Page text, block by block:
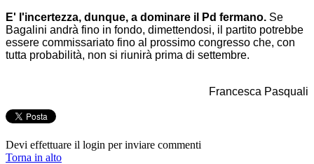
E' l'incertezza, dunque, a dominare il Pd fermano. Se
Bagalini andrà fino in fondo, dimettendosi, il partito potrebbe
essere commissariato fino al prossimo congresso che, con
tutta probabilità, non si riunirà prima di settembre.
Francesca Pasquali
Devi effettuare il login per inviare commenti
Torna in alto